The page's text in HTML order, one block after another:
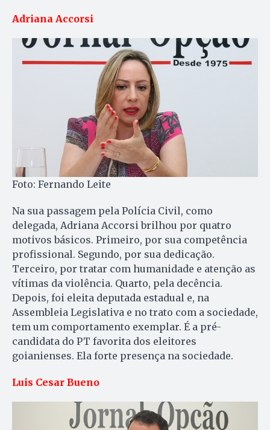
Adriana Accorsi
Foto: Fernando Leite
Na sua passagem pela Polícia Civil, como
delegada, Adriana Accorsi brilhou por quatro
motivos básicos. Primeiro, por sua competência
profissional. Segundo, por sua dedicação.
Terceiro, por tratar com humanidade e atenção as
vítimas da violência. Quarto, pela decência.
Depois, foi eleita deputada estadual e, na
Assembleia Legislativa e no trato com a sociedade,
tem um comportamento exemplar. É a pré-
candidata do PT favorita dos eleitores
goianienses. Ela forte presença na sociedade.
Luis Cesar Bueno